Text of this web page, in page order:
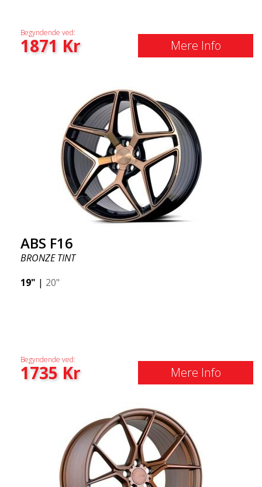
Begyndende ved:
1871 Kr Mere Info
ABS F16
BRONZE TINT
19" | 20"
Begyndende ved:
1735Kr Mere Info